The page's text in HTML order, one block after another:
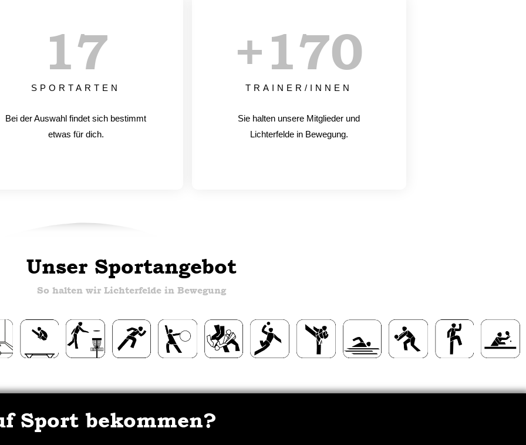
SPORTARTEN
17
Bei der Auswahl findet sich bestimmt
etwas für dich.
TRAINER/INNEN
+170
Sie halten unsere Mitglieder und
Lichterfelde in Bewegung.
Unser Sportangebot
So halten wir Lichterfelde in Bewegung
Sport bekommen?